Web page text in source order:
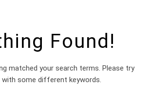
Found!
matched your search terms. Please try
with some different keywords.